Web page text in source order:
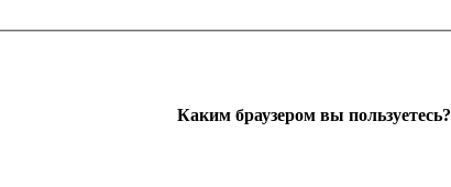
Каким браузером вы пользуетесь?